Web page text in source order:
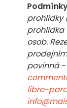
prohlídky
prohlídka
osob.
povinná -
libre-